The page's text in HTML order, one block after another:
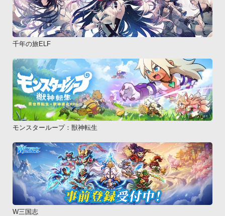
千年の旅ELF
モンスターループ：獣神転生
W三国志